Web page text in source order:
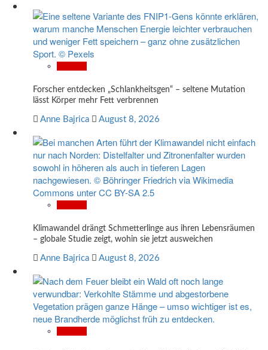
Forscher entdecken „Schlankheitsgen“ – seltene Mutation
lässt Körper mehr Fett verbrennen
Anne Bajrica August 8, 2026
Klimawandel drängt Schmetterlinge aus ihren Lebensräumen
– globale Studie zeigt, wohin sie jetzt ausweichen
Anne Bajrica August 8, 2026